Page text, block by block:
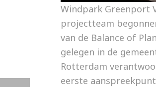
Windpark Greenport
projectteam
van de Balance of
gelegen in de
Rotterdam
eerste